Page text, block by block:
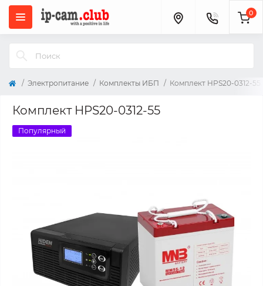
0
Электропитание Комплекты ИБП Комплект HPS20-0312-55
Комплект HPS20-0312-55
Популярный